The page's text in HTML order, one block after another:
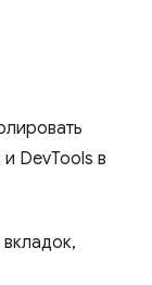
DevTools в